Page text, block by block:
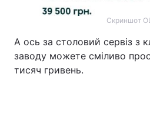
Скриншот
А ось за столовий сервіз з
заводу можете сміливо
тисяч гривень.